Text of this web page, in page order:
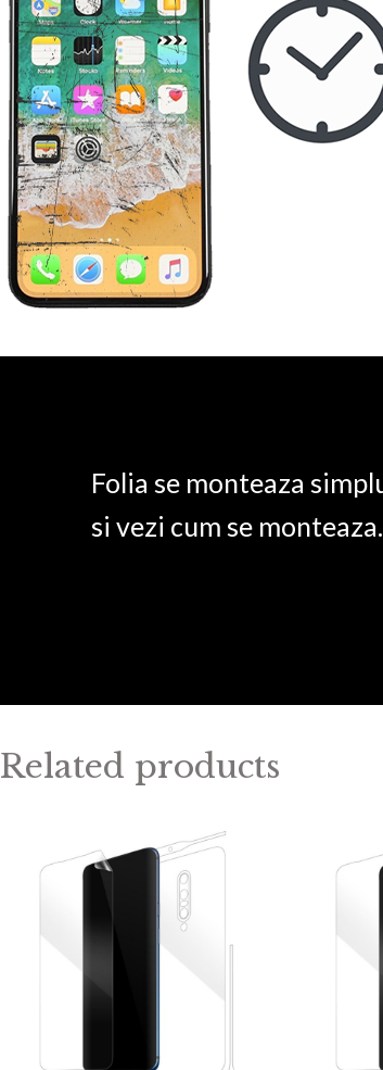
Folia se monteaza
si vezi cum se monteaza.
Related products